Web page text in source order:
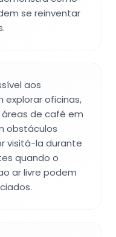
se reinventar
aos
explorar oficinas,
de café em
obstáculos
visitá-la durante
quando o
ar livre podem